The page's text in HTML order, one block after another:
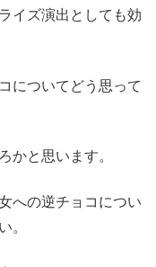
イズ演出としても効
についてどう思って
かと思います。
への逆チョコについ
。